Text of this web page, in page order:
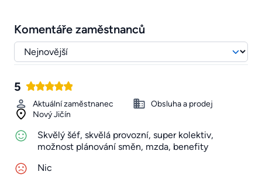
Komentáře zaměstnanců
5
Aktuální zaměstnanec
Obsluha a prodej
Nový Jičín
Skvělý šéf, skvělá provozní, super kolektiv,
možnost plánování směn, mzda, benefity
Nic